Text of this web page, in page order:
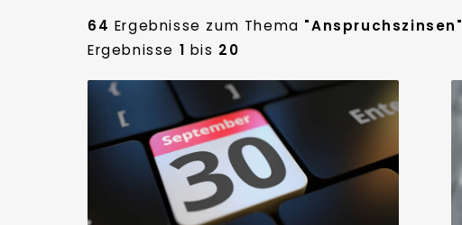
64 Ergebnisse zum Thema "Anspruchszinsen"
Ergebnisse 1 bis 20